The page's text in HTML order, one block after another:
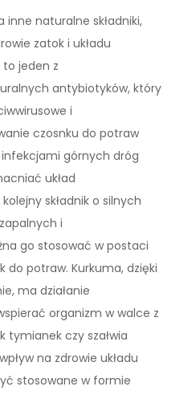
naturalne składniki,
zatok i układu
jeden z
antybiotyków, który
i
czosnku do potraw
górnych dróg
układ
składnik o silnych
i
go stosować w postaci
potraw. Kurkuma, dzięki
ma działanie
organizm w walce z
tymianek czy szałwia
na zdrowie układu
stosowane w formie